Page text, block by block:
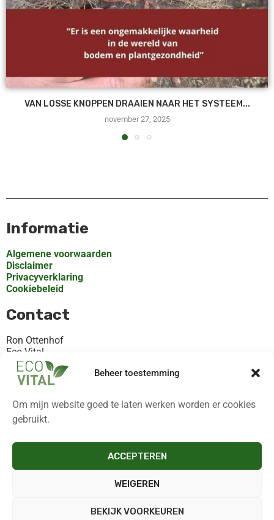
Beheer toestemming
Om mijn website goed te laten werken worden er cookies
gebruikt.
ACCEPTEREN
WEIGEREN
BEKIJK VOORKEUREN
VAN LOSSE KNOPPEN DRAAIEN NAAR HET SYSTEEM...
november 27, 2025
Informatie
Algemene voorwaarden
Disclaimer
Privacyverklaring
Cookiebeleid
Contact
Ron Ottenhof
Eco-Vital
Rooilaan 30, Valthermond
KvK 82368872
+31621119102
Contact@eco-vital.nl
Niets missen? Meld je aan voor de nieuwsbrief. Je ontvangt
dan als eerste de nieuwste tips, inspiratie en meer!